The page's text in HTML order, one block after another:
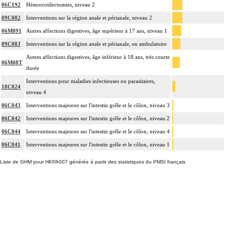
06C192 Hémorroïdectomies, niveau 2
09C082 Interventions sur la région anale et périanale, niveau 2
06M091 Autres affections digestives, âge supérieur à 17 ans, niveau 1
09C08J Interventions sur la région anale et périanale, en ambulatoire
06M08T
Autres affections digestives, âge inférieur à 18 ans, très courte
durée
18C024
Interventions pour maladies infectieuses ou parasitaires,
niveau 4
06C043 Interventions majeures sur l'intestin grêle et le côlon, niveau 3
06C042 Interventions majeures sur l'intestin grêle et le côlon, niveau 2
06C044 Interventions majeures sur l'intestin grêle et le côlon, niveau 4
06C041 Interventions majeures sur l'intestin grêle et le côlon, niveau 1
Liste de GHM pour HKPA007 générée à partir des statistiques du PMSI français